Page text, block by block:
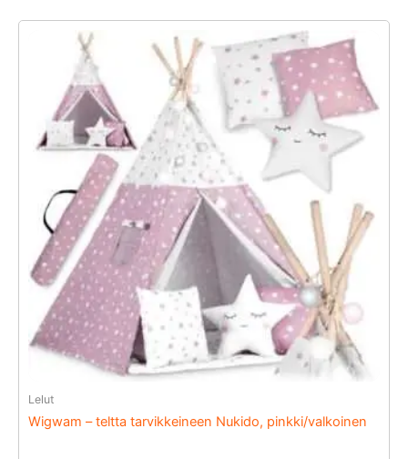
Lelut
Wigwam – teltta tarvikkeineen Nukido, pinkki/valkoinen